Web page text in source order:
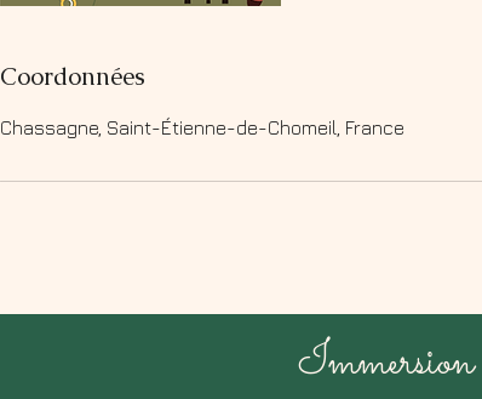
Coordonnées
Chassagne, Saint-Étienne-de-Chomeil, France
Immersion